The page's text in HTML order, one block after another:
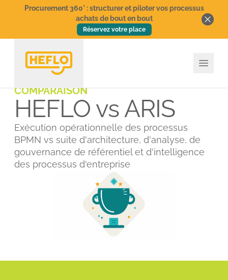
Procurement 360° : structurer et piloter vos processus
achats de bout en bout
Réservez votre place
COMPARAISON
HEFLO vs ARIS
Exécution opérationnelle des processus
BPMN vs suite d'architecture, d'analyse, de
gouvernance de référentiel et d'intelligence
des processus d'entreprise